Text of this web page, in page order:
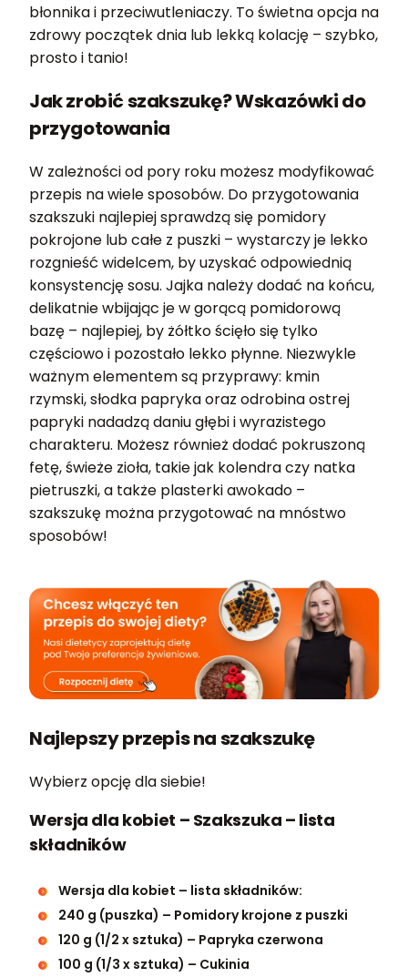
błonnika i przeciwutleniaczy. To świetna opcja na
zdrowy początek dnia lub lekką kolację – szybko,
prosto i tanio!
Jak zrobić szakszukę? Wskazówki do
przygotowania
W zależności od pory roku możesz modyfikować
przepis na wiele sposobów. Do przygotowania
szakszuki najlepiej sprawdzą się pomidory
pokrojone lub całe z puszki – wystarczy je lekko
rozgnieść widelcem, by uzyskać odpowiednią
konsystencję sosu. Jajka należy dodać na końcu,
delikatnie wbijając je w gorącą pomidorową
bazę – najlepiej, by żółtko ścięło się tylko
częściowo i pozostało lekko płynne. Niezwykle
ważnym elementem są przyprawy: kmin
rzymski, słodka papryka oraz odrobina ostrej
papryki nadadzą daniu głębi i wyrazistego
charakteru. Możesz również dodać pokruszoną
fetę, świeże zioła, takie jak kolendra czy natka
pietruszki, a także plasterki awokado –
szakszukę można przygotować na mnóstwo
sposobów!
Najlepszy przepis na szakszukę
Wybierz opcję dla siebie!
Wersja dla kobiet – Szakszuka – lista
składników
Wersja dla kobiet – lista składników:
240 g (puszka) – Pomidory krojone z puszki
120 g (1/2 x sztuka) – Papryka czerwona
100 g (1/3 x sztuka) – Cukinia